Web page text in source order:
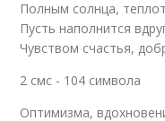
Полным солнца,
Пусть наполнится
Чувством счастья,
2 смс - 104 символа
Оптимизма,